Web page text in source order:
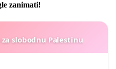
zanimati!
slobodnu Palestinu